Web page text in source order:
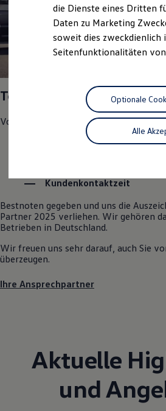
myVolkswagen Business
Elektrisch & Autonom
Elektro - & Hybridfahrzeuge
Klimafreundlicher
Ladezeitensimulator
Ladelösungen für
Ladelösungen für
Wallbox und
Bidirektionales Laden
Förderung & Kosten der
Kostensimulator
Autonomes Fahren
Online Beratung
California Welt
California Club
California Magazin &
Vanlife
California Reisen &
Karriere
Karriere im
Karriere im Autohaus
Nachhaltigkeit
Kunden
Top Service Partner 2025
Volkswagen Nutzfahrzeugehat uns in
Kundenzufriedenheit
Kundenkontaktzeit
Bestnoten gegeben und uns die
Partner 2025 verliehen. Wir gehören
Betrieben in Deutschland.
Wir freuen uns sehr darauf, auch Sie
überzeugen.
Ihre Ansprechpartner
Aktuelle
und
die Dienste eines Dritten
Daten zu Marketing
soweit dies
Seitenfunktionalitäten
Alle
Optionale